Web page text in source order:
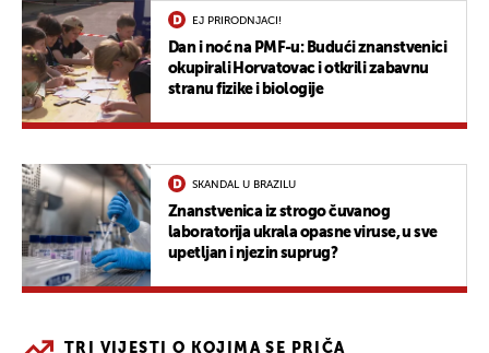
EJ PRIRODNJACI!
Dan i noć na PMF-u: Budući znanstvenici
okupirali Horvatovac i otkrili zabavnu
stranu fizike i biologije
SKANDAL U BRAZILU
Znanstvenica iz strogo čuvanog
laboratorija ukrala opasne viruse, u sve
upetljan i njezin suprug?
TRI VIJESTI O KOJIMA SE PRIČA